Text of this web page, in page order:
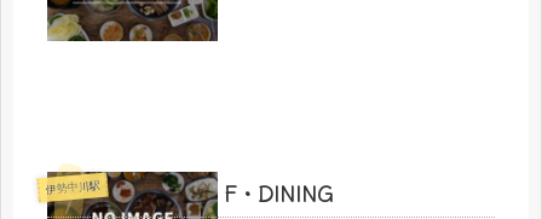
伊勢中川駅 F・DINING